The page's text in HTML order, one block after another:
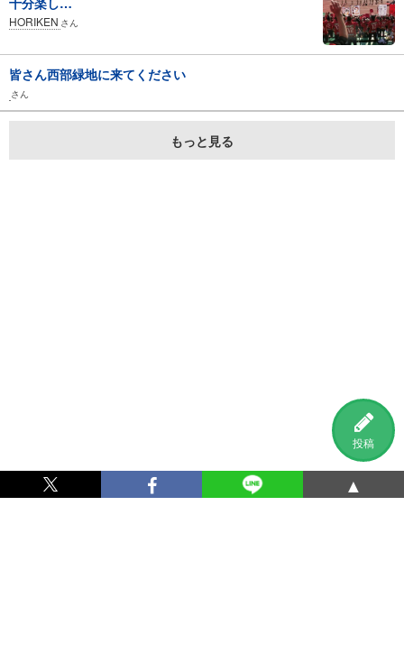
投稿
HORIKEN さん
皆さん西部緑地に来てください
さん
もっと見る
▲